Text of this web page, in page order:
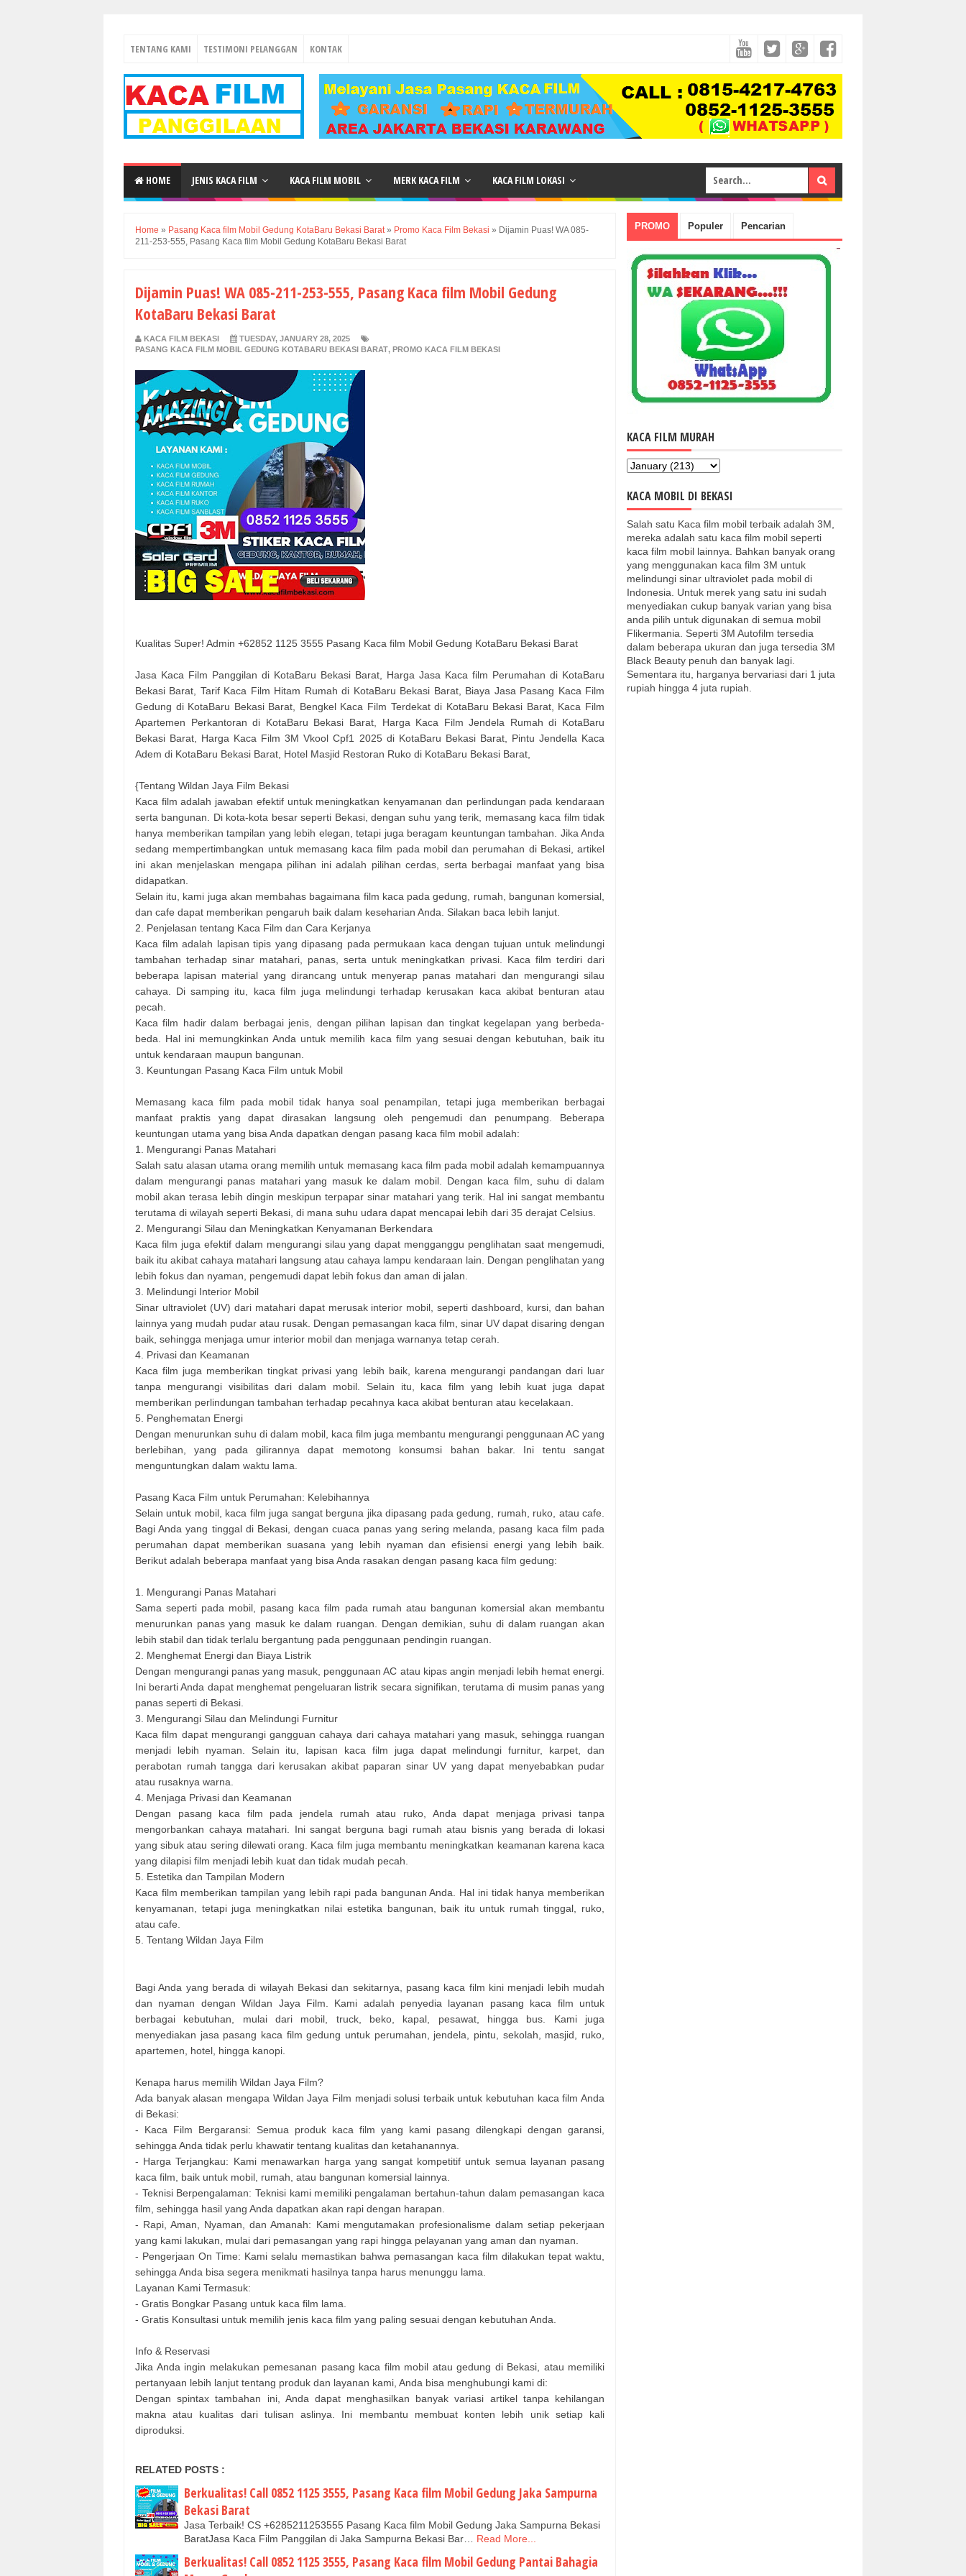
TENTANG KAMI TESTIMONI PELANGGAN KONTAK
HOME JENIS KACA FILM KACA FILM MOBIL MERK KACA FILM KACA FILM LOKASI
Home » Pasang Kaca film Mobil Gedung KotaBaru Bekasi Barat» Promo Kaca Film Bekasi » Dijamin Puas! WA 085-
211-253-555, Pasang Kaca film Mobil Gedung KotaBaru Bekasi Barat
Dijamin Puas! WA 085-211-253-555, Pasang Kaca film Mobil Gedung
KotaBaru Bekasi Barat
KACA FILM BEKASI
TUESDAY, JANUARY 28, 2025
PASANG KACA FILM MOBIL GEDUNG KOTABARU BEKASI BARAT, PROMO KACA FILM BEKASI
Kualitas Super! Admin +62852 1125 3555 Pasang Kaca film Mobil Gedung KotaBaru Bekasi Barat
Jasa Kaca Film Panggilan di KotaBaru Bekasi Barat, Harga Jasa Kaca film Perumahan di KotaBaru
Bekasi Barat, Tarif Kaca Film Hitam Rumah di KotaBaru Bekasi Barat, Biaya Jasa Pasang Kaca Film
Gedung di KotaBaru Bekasi Barat, Bengkel Kaca Film Terdekat di KotaBaru Bekasi Barat, Kaca Film
Apartemen Perkantoran di KotaBaru Bekasi Barat, Harga Kaca Film Jendela Rumah di KotaBaru
Bekasi Barat, Harga Kaca Film 3M Vkool Cpf1 2025 di KotaBaru Bekasi Barat, Pintu Jendella Kaca
Adem di KotaBaru Bekasi Barat, Hotel Masjid Restoran Ruko di KotaBaru Bekasi Barat,
{Tentang Wildan Jaya Film Bekasi
Kaca film adalah jawaban efektif untuk meningkatkan kenyamanan dan perlindungan pada kendaraan
serta bangunan. Di kota-kota besar seperti Bekasi, dengan suhu yang terik, memasang kaca film tidak
hanya memberikan tampilan yang lebih elegan, tetapi juga beragam keuntungan tambahan. Jika Anda
sedang mempertimbangkan untuk memasang kaca film pada mobil dan perumahan di Bekasi, artikel
ini akan menjelaskan mengapa pilihan ini adalah pilihan cerdas, serta berbagai manfaat yang bisa
didapatkan.
Selain itu, kami juga akan membahas bagaimana film kaca pada gedung, rumah, bangunan komersial,
dan cafe dapat memberikan pengaruh baik dalam keseharian Anda. Silakan baca lebih lanjut.
2. Penjelasan tentang Kaca Film dan Cara Kerjanya
Kaca film adalah lapisan tipis yang dipasang pada permukaan kaca dengan tujuan untuk melindungi
tambahan terhadap sinar matahari, panas, serta untuk meningkatkan privasi. Kaca film terdiri dari
beberapa lapisan material yang dirancang untuk menyerap panas matahari dan mengurangi silau
cahaya. Di samping itu, kaca film juga melindungi terhadap kerusakan kaca akibat benturan atau
pecah.
Kaca film hadir dalam berbagai jenis, dengan pilihan lapisan dan tingkat kegelapan yang berbeda-
beda. Hal ini memungkinkan Anda untuk memilih kaca film yang sesuai dengan kebutuhan, baik itu
untuk kendaraan maupun bangunan.
3. Keuntungan Pasang Kaca Film untuk Mobil
Memasang kaca film pada mobil tidak hanya soal penampilan, tetapi juga memberikan berbagai
manfaat praktis yang dapat dirasakan langsung oleh pengemudi dan penumpang. Beberapa
keuntungan utama yang bisa Anda dapatkan dengan pasang kaca film mobil adalah:
1. Mengurangi Panas Matahari
Salah satu alasan utama orang memilih untuk memasang kaca film pada mobil adalah kemampuannya
dalam mengurangi panas matahari yang masuk ke dalam mobil. Dengan kaca film, suhu di dalam
mobil akan terasa lebih dingin meskipun terpapar sinar matahari yang terik. Hal ini sangat membantu
terutama di wilayah seperti Bekasi, di mana suhu udara dapat mencapai lebih dari 35 derajat Celsius.
2. Mengurangi Silau dan Meningkatkan Kenyamanan Berkendara
Kaca film juga efektif dalam mengurangi silau yang dapat mengganggu penglihatan saat mengemudi,
baik itu akibat cahaya matahari langsung atau cahaya lampu kendaraan lain. Dengan penglihatan yang
lebih fokus dan nyaman, pengemudi dapat lebih fokus dan aman di jalan.
3. Melindungi Interior Mobil
Sinar ultraviolet (UV) dari matahari dapat merusak interior mobil, seperti dashboard, kursi, dan bahan
lainnya yang mudah pudar atau rusak. Dengan pemasangan kaca film, sinar UV dapat disaring dengan
baik, sehingga menjaga umur interior mobil dan menjaga warnanya tetap cerah.
4. Privasi dan Keamanan
Kaca film juga memberikan tingkat privasi yang lebih baik, karena mengurangi pandangan dari luar
tanpa mengurangi visibilitas dari dalam mobil. Selain itu, kaca film yang lebih kuat juga dapat
memberikan perlindungan tambahan terhadap pecahnya kaca akibat benturan atau kecelakaan.
5. Penghematan Energi
Dengan menurunkan suhu di dalam mobil, kaca film juga membantu mengurangi penggunaan AC yang
berlebihan, yang pada gilirannya dapat memotong konsumsi bahan bakar. Ini tentu sangat
menguntungkan dalam waktu lama.
Pasang Kaca Film untuk Perumahan: Kelebihannya
Selain untuk mobil, kaca film juga sangat berguna jika dipasang pada gedung, rumah, ruko, atau cafe.
Bagi Anda yang tinggal di Bekasi, dengan cuaca panas yang sering melanda, pasang kaca film pada
perumahan dapat memberikan suasana yang lebih nyaman dan efisiensi energi yang lebih baik.
Berikut adalah beberapa manfaat yang bisa Anda rasakan dengan pasang kaca film gedung:
1. Mengurangi Panas Matahari
Sama seperti pada mobil, pasang kaca film pada rumah atau bangunan komersial akan membantu
menurunkan panas yang masuk ke dalam ruangan. Dengan demikian, suhu di dalam ruangan akan
lebih stabil dan tidak terlalu bergantung pada penggunaan pendingin ruangan.
2. Menghemat Energi dan Biaya Listrik
Dengan mengurangi panas yang masuk, penggunaan AC atau kipas angin menjadi lebih hemat energi.
Ini berarti Anda dapat menghemat pengeluaran listrik secara signifikan, terutama di musim panas yang
panas seperti di Bekasi.
3. Mengurangi Silau dan Melindungi Furnitur
Kaca film dapat mengurangi gangguan cahaya dari cahaya matahari yang masuk, sehingga ruangan
menjadi lebih nyaman. Selain itu, lapisan kaca film juga dapat melindungi furnitur, karpet, dan
perabotan rumah tangga dari kerusakan akibat paparan sinar UV yang dapat menyebabkan pudar
atau rusaknya warna.
4. Menjaga Privasi dan Keamanan
Dengan pasang kaca film pada jendela rumah atau ruko, Anda dapat menjaga privasi tanpa
mengorbankan cahaya matahari. Ini sangat berguna bagi rumah atau bisnis yang berada di lokasi
yang sibuk atau sering dilewati orang. Kaca film juga membantu meningkatkan keamanan karena kaca
yang dilapisi film menjadi lebih kuat dan tidak mudah pecah.
5. Estetika dan Tampilan Modern
Kaca film memberikan tampilan yang lebih rapi pada bangunan Anda. Hal ini tidak hanya memberikan
kenyamanan, tetapi juga meningkatkan nilai estetika bangunan, baik itu untuk rumah tinggal, ruko,
atau cafe.
5. Tentang Wildan Jaya Film
Bagi Anda yang berada di wilayah Bekasi dan sekitarnya, pasang kaca film kini menjadi lebih mudah
dan nyaman dengan Wildan Jaya Film. Kami adalah penyedia layanan pasang kaca film untuk
berbagai kebutuhan, mulai dari mobil, truck, beko, kapal, pesawat, hingga bus. Kami juga
menyediakan jasa pasang kaca film gedung untuk perumahan, jendela, pintu, sekolah, masjid, ruko,
apartemen, hotel, hingga kanopi.
Kenapa harus memilih Wildan Jaya Film?
Ada banyak alasan mengapa Wildan Jaya Film menjadi solusi terbaik untuk kebutuhan kaca film Anda
di Bekasi:
- Kaca Film Bergaransi: Semua produk kaca film yang kami pasang dilengkapi dengan garansi,
sehingga Anda tidak perlu khawatir tentang kualitas dan ketahanannya.
- Harga Terjangkau: Kami menawarkan harga yang sangat kompetitif untuk semua layanan pasang
kaca film, baik untuk mobil, rumah, atau bangunan komersial lainnya.
- Teknisi Berpengalaman: Teknisi kami memiliki pengalaman bertahun-tahun dalam pemasangan kaca
film, sehingga hasil yang Anda dapatkan akan rapi dengan harapan.
- Rapi, Aman, Nyaman, dan Amanah: Kami mengutamakan profesionalisme dalam setiap pekerjaan
yang kami lakukan, mulai dari pemasangan yang rapi hingga pelayanan yang aman dan nyaman.
- Pengerjaan On Time: Kami selalu memastikan bahwa pemasangan kaca film dilakukan tepat waktu,
sehingga Anda bisa segera menikmati hasilnya tanpa harus menunggu lama.
Layanan Kami Termasuk:
- Gratis Bongkar Pasang untuk kaca film lama.
- Gratis Konsultasi untuk memilih jenis kaca film yang paling sesuai dengan kebutuhan Anda.
Info & Reservasi
Jika Anda ingin melakukan pemesanan pasang kaca film mobil atau gedung di Bekasi, atau memiliki
pertanyaan lebih lanjut tentang produk dan layanan kami, Anda bisa menghubungi kami di:
Dengan spintax tambahan ini, Anda dapat menghasilkan banyak variasi artikel tanpa kehilangan
makna atau kualitas dari tulisan aslinya. Ini membantu membuat konten lebih unik setiap kali
diproduksi.
RELATED POSTS :
Berkualitas! Call 0852 1125 3555, Pasang Kaca film Mobil Gedung Jaka Sampurna
Bekasi Barat
Jasa Terbaik! CS +6285211253555 Pasang Kaca film Mobil Gedung Jaka Sampurna Bekasi
BaratJasa Kaca Film Panggilan di Jaka Sampurna Bekasi Bar…
Read More...
Berkualitas! Call 0852 1125 3555, Pasang Kaca film Mobil Gedung Pantai Bahagia
PROMO Populer Pencarian
KACA FILM MURAH
KACA MOBIL DI BEKASI
Salah satu Kaca film mobil terbaik adalah 3M,
mereka adalah satu kaca film mobil seperti
kaca film mobil lainnya. Bahkan banyak orang
yang menggunakan kaca film 3M untuk
melindungi sinar ultraviolet pada mobil di
Indonesia. Untuk merek yang satu ini sudah
menyediakan cukup banyak varian yang bisa
anda pilih untuk digunakan di semua mobil
Flikermania. Seperti 3M Autofilm tersedia
dalam beberapa ukuran dan juga tersedia 3M
Black Beauty penuh dan banyak lagi.
Sementara itu, harganya bervariasi dari 1 juta
rupiah hingga 4 juta rupiah.